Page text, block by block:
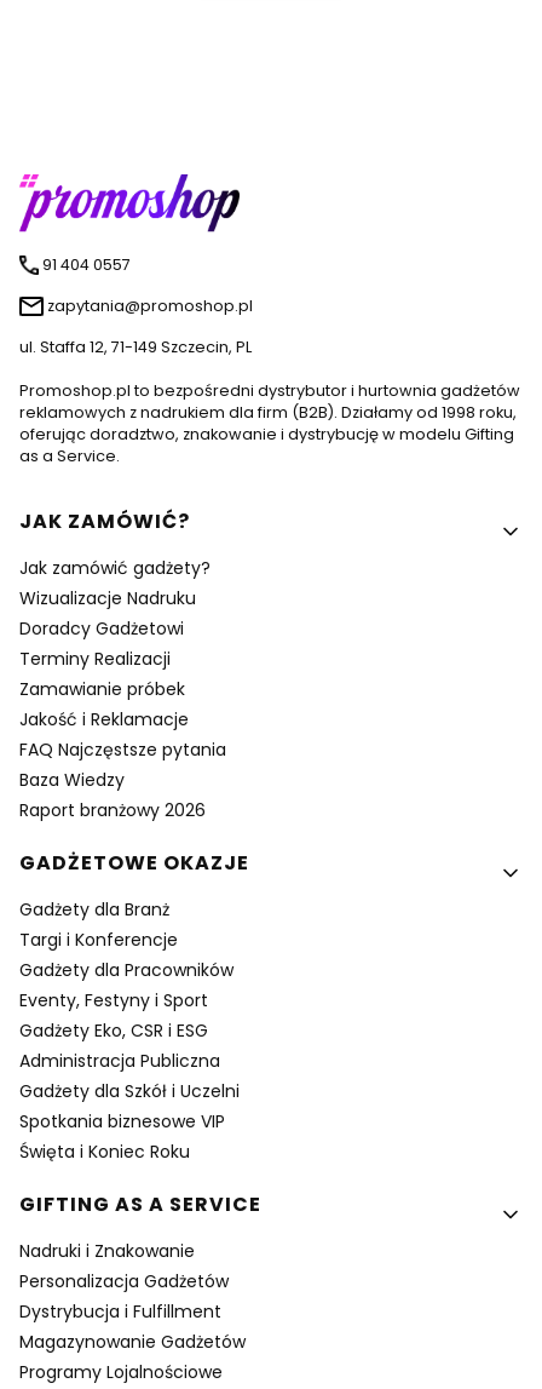
91 404 0557
zapytania@promoshop.pl
ul. Staffa 12, 71-149 Szczecin, PL
Promoshop.pl to bezpośredni dystrybutor i hurtownia gadżetów
reklamowych z nadrukiem dla firm (B2B). Działamy od 1998 roku,
oferując doradztwo, znakowanie i dystrybucję w modelu Gifting
as a Service.
Linki w stopce
JAK ZAMÓWIĆ?
Jak zamówić gadżety?
Wizualizacje Nadruku
Doradcy Gadżetowi
Terminy Realizacji
Zamawianie próbek
Jakość i Reklamacje
FAQ Najczęstsze pytania
Baza Wiedzy
Raport branżowy 2026
GADŻETOWE OKAZJE
Gadżety dla Branż
Targi i Konferencje
Gadżety dla Pracowników
Eventy, Festyny i Sport
Gadżety Eko, CSR i ESG
Administracja Publiczna
Gadżety dla Szkół i Uczelni
Spotkania biznesowe VIP
Święta i Koniec Roku
GIFTING AS A SERVICE
Nadruki i Znakowanie
Personalizacja Gadżetów
Dystrybucja i Fulfillment
Magazynowanie Gadżetów
Programy Lojalnościowe